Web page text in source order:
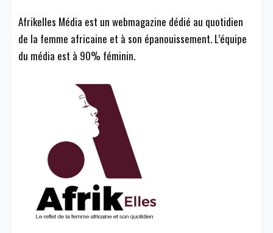
Afrikelles Média est un webmagazine dédié au quotidien
de la femme africaine et à son épanouissement. L’équipe
du média est à 90% féminin.